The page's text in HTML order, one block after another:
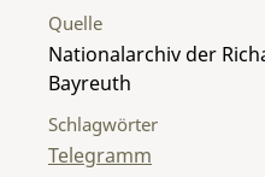
Quelle
Nationalarchiv der
Bayreuth
Schlagwörter
Telegramm